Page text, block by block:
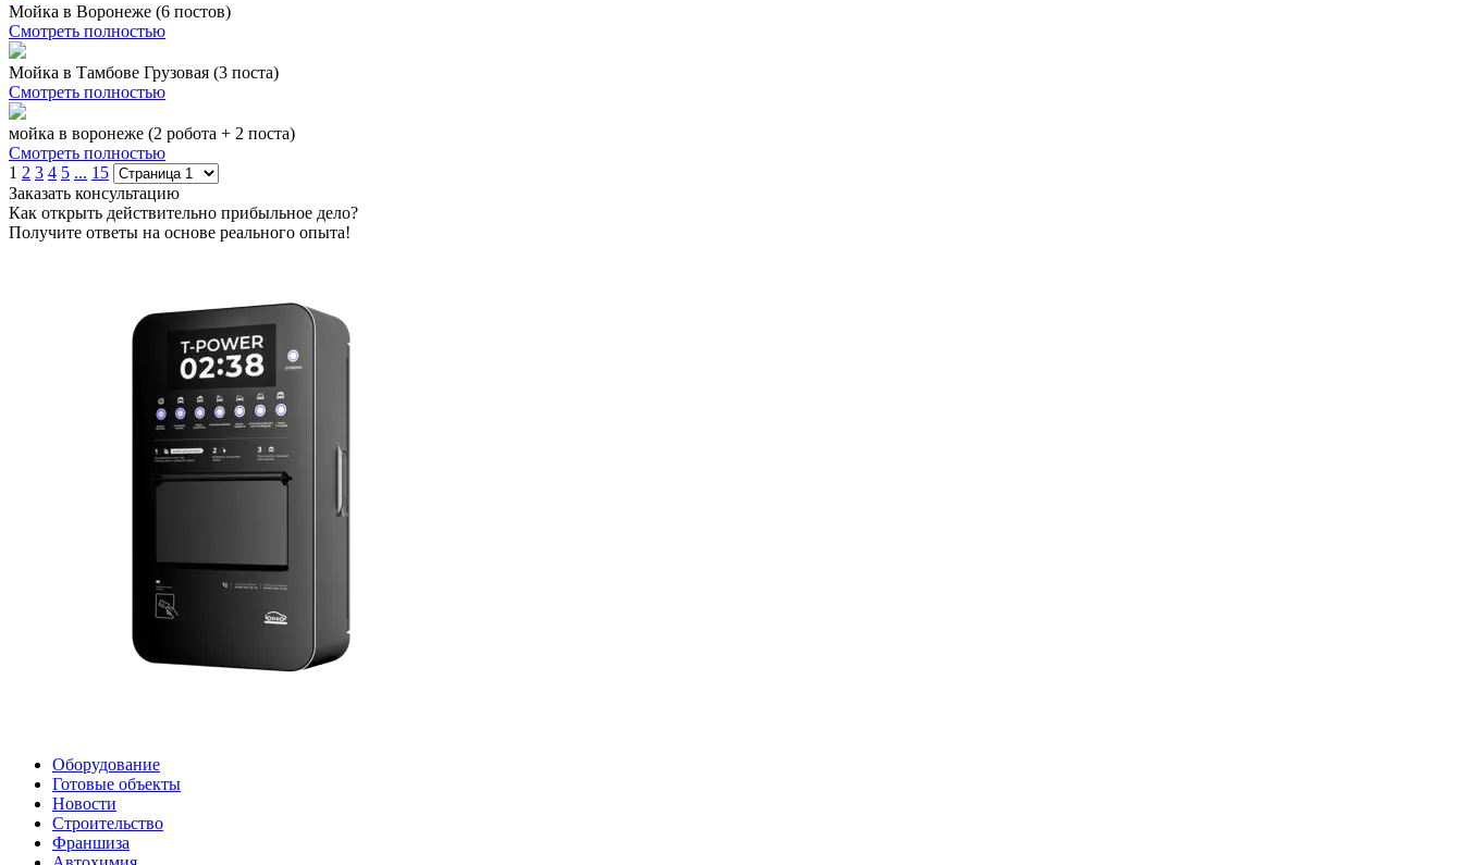
Мойка в Воронеже (6 постов)
Смотреть полностью
Мойка в Тамбове Грузовая (3 поста)
Смотреть полностью
мойка в воронеже (2 робота + 2 поста)
Смотреть полностью
1 2 3 4 5 ... 15
Заказать консультацию
Как открыть действительно прибыльное дело?
Получите ответы на основе реального опыта!
Оборудование
Готовые объекты
Новости
Строительство
Франшиза